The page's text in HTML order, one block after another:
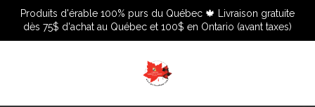
Produits d'érable 100% purs du Québec 🍁 Livraison gratuite
dès 75$ d'achat au Québec et 100$ en Ontario (avant taxes)